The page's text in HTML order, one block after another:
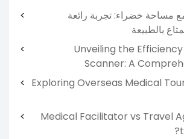
مساحة خضراء: تجربة رائعة
بالطبيعة
Unveiling the
Scanner: A
Exploring Overseas Medical
Medical Facilitator vs Travel